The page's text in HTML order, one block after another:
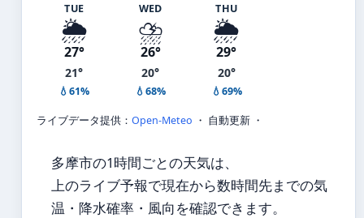
TUE
🌦️
27°
21°
💧61%
WED
⛈️
26°
20°
💧68%
THU
🌦️
29°
20°
💧69%
ライブデータ提供： Open-Meteo ・ 自動更新 ・
多摩市の1時間ごとの天気は、
上のライブ予報で現在から数時間先までの気
温・降水確率・風向を確認できます。